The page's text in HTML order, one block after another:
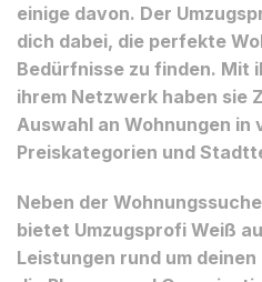
einige davon. Der
dich dabei, die perfekte
Bedürfnisse zu finden. Mit
ihrem Netzwerk haben sie
Auswahl an Wohnungen in
Preiskategorien und
Neben der
bietet Umzugsprofi Weiß
Leistungen rund um